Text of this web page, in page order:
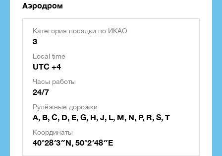
Аэродром
Категория посадки по ИКАО
3
Local time
UTC +4
Часы работы
24/7
Рулёжные дорожки
A, B, C, D, E, G, H, J, L, M, N, P, R, S, T
Координаты
40°28′3″N, 50°2′48″E